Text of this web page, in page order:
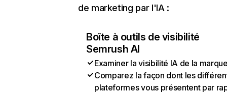
de marketing par l'IA :
Boîte à outils de visibilité
Semrush AI
Examiner la visibilité IA de la
Comparez la façon dont les
plateformes vous présentent par